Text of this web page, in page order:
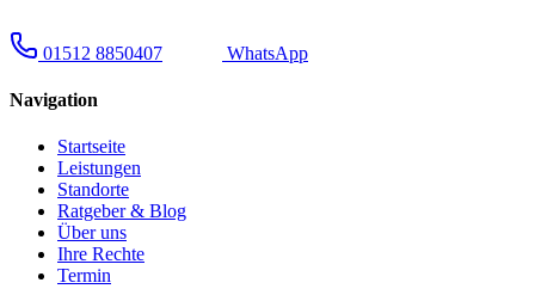
01512 8850407 WhatsApp
Navigation
Startseite
Leistungen
Standorte
Ratgeber & Blog
Über uns
Ihre Rechte
Termin